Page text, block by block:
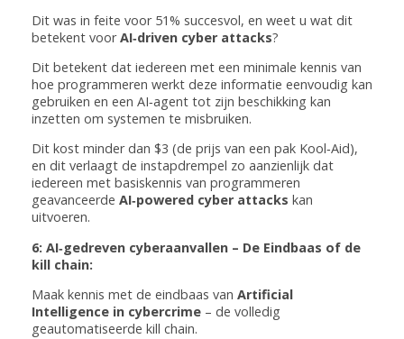
Dit was in feite voor 51% succesvol, en weet u wat dit
betekent voorAI‑driven cyber attacks?
Dit betekent dat iedereen met een minimale kennis van
hoe programmeren werkt deze informatie eenvoudig kan
gebruiken en een AI‑agent tot zijn beschikking kan
inzetten om systemen te misbruiken.
Dit kost minder dan $3 (de prijs van een pak Kool‑Aid),
en dit verlaagt de instapdrempel zo aanzienlijk dat
iedereen met basiskennis van programmeren
geavanceerde AI‑powered cyber attacks kan
uitvoeren.
6: AI‑gedreven cyberaanvallen – De Eindbaas of de
kill chain:
Maak kennis met de eindbaas van Artificial
Intelligence in cybercrime – de volledig
geautomatiseerde kill chain.